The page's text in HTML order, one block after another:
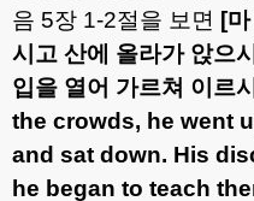
음 5장 1-2절을 보면 [마
시고 산에 올라가 앉으
입을 열어 가르쳐 이르
the crowds, he went
and sat down. His
he began to teach